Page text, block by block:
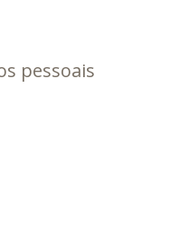
pessoais